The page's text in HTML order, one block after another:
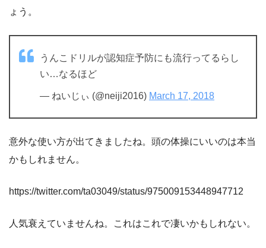
ょう。
うんこドリルが認知症予防にも流行ってるらし
い…なるほど
— ねいじぃ (@neiji2016) March 17, 2018
意外な使い方が出てきましたね。頭の体操にいいのは本当
かもしれません。
https://twitter.com/ta03049/status/975009153448947712
人気衰えていませんね。これはこれで凄いかもしれない。